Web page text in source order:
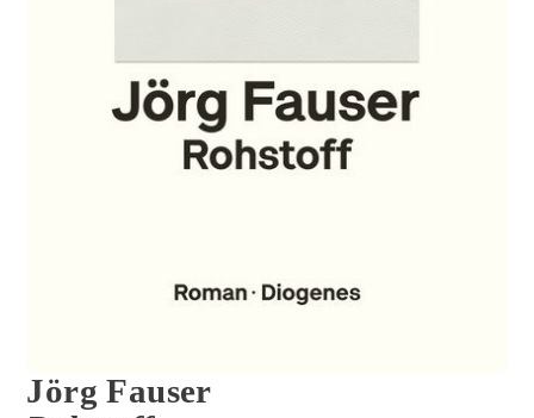
Jörg Fauser